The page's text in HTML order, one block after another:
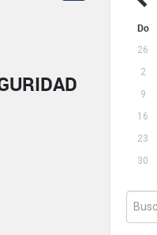
Do
26
2
9
16
23
30